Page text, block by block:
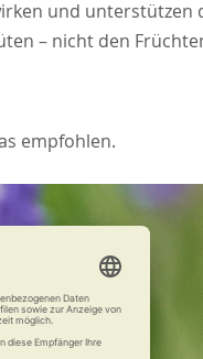
und unterstützen
– nicht den
empfohlen.